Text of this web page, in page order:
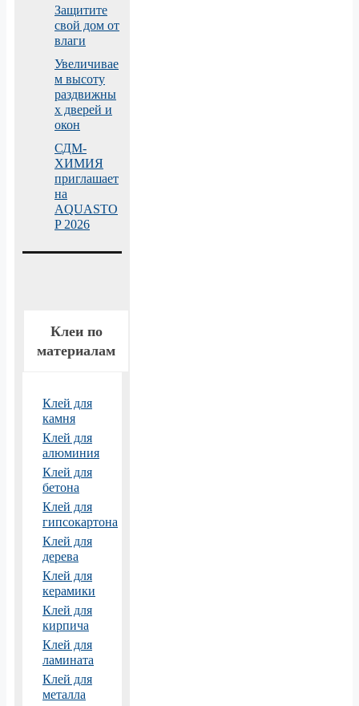
Защитите
свой дом от
влаги
Увеличивае
м высоту
раздвижны
х дверей и
окон
СДМ-
ХИМИЯ
приглашает
на
AQUASTO
P 2026
Клеи по
материалам
Клей для
камня
Клей для
алюминия
Клей для
бетона
Клей для
гипсокартона
Клей для
дерева
Клей для
керамики
Клей для
кирпича
Клей для
ламината
Клей для
металла